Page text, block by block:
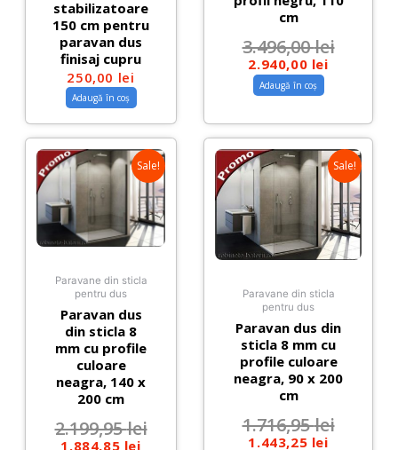
stabilizatoare
150 cm pentru
paravan dus
finisaj cupru
250,00 lei
Adaugă în coș
cm
3.496,00lei
2.940,00 lei
Adaugă în coș
Sale!
Paravane din sticla
pentru dus
Paravan dus
din sticla 8
mm cu profile
culoare
neagra, 140 x
200 cm
2.199,95lei
1.884,85 lei
Sale!
Paravane din sticla
pentru dus
Paravan dus din
sticla 8 mm cu
profile culoare
neagra, 90 x 200
cm
1.716,95lei
1.443,25 lei